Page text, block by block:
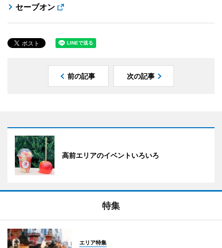
セーブオン
前の記事 次の記事
高前エリアのイベントいろいろ
特集
エリア特集